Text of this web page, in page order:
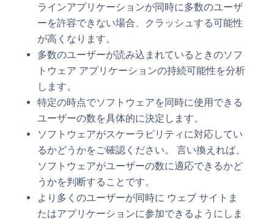
ラインアプリケーションが同時に多数のユーザ
ーを許容できない場合、クラッシュする可能性
が高くなります。
多数のユーザーが読み込まれているときのソフ
トウェア アプリケーションの持続可能性を分析
します。
特定の時点でソフトウェアを同時に使用できる
ユーザーの数を具体的に決定します。
ソフトウェアがスケーラビリティに対応してい
るかどうかをご確認ください。 言い換えれば、
ソフトウェアがユーザーの数に適応できるかど
うかを判断することです。
より多くのユーザーが同時に ウェブ サイトま
たはアプリケーションに参加できるようにしま